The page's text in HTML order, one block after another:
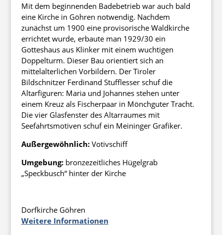
Mit dem beginnenden Badebetrieb war auch bald
eine Kirche in Göhren notwendig. Nachdem
zunächst um 1900 eine provisorische Waldkirche
errichtet wurde, erbaute man 1929/30 ein
Gotteshaus aus Klinker mit einem wuchtigen
Doppelturm. Dieser Bau orientiert sich an
mittelalterlichen Vorbildern. Der Tiroler
Bildschnitzer Ferdinand Stufflesser schuf die
Altarfiguren: Maria und Johannes stehen unter
einem Kreuz als Fischerpaar in Mönchguter Tracht.
Die vier Glasfenster des Altarraumes mit
Seefahrtsmotiven schuf ein Meininger Grafiker.
Außergewöhnlich:Votivschiff
Umgebung:bronzezeitliches Hügelgrab
„Speckbusch“ hinter der Kirche
Dorfkirche Göhren
Weitere Informationen